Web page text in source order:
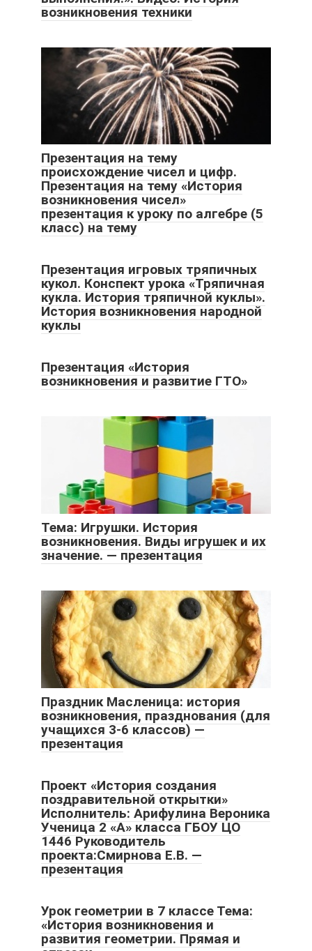
возникновения техники
Презентация на тему
происхождение чисел и цифр.
Презентация на тему «История
возникновения чисел»
презентация к уроку по алгебре (5
класс) на тему
Презентация игровых тряпичных
кукол. Конспект урока «Тряпичная
кукла. История тряпичной куклы».
История возникновения народной
куклы
Презентация «История
возникновения и развитие ГТО»
Тема: Игрушки. История
возникновения. Виды игрушек и их
значение. — презентация
Праздник Масленица: история
возникновения, празднования (для
учащихся 3-6 классов) —
презентация
Проект «История создания
поздравительной открытки»
Исполнитель: Арифулина Вероника
Ученица 2 «А» класса ГБОУ ЦО
1446 Руководитель
проекта:Смирнова Е.В. —
презентация
Урок геометрии в 7 классе Тема:
«История возникновения и
развития геометрии. Прямая и